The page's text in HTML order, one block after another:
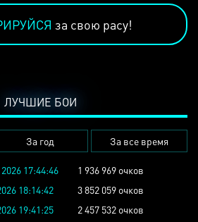
за свою расу!
ЛУЧШИЕ БОИ
За год За все время
17:44:46
1 936 969 очков
18:14:42
3 852 059 очков
19:41:25
2 457 532 очков